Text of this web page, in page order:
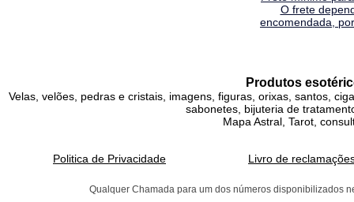
O frete
encomendada,
Produtos
Velas, velões, pedras e cristais, imagens, figuras, orixas, santos,
sabonetes, bijuteria de
Mapa Astral, Tarot,
Politica de Privacidade Livro de
Qualquer Chamada para um dos números disponibilizados